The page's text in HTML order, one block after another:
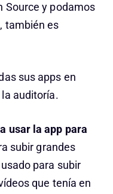
Source y podamos
también es
sus apps en
auditoría.
usar la app para
subir grandes
para subir
que tenía en